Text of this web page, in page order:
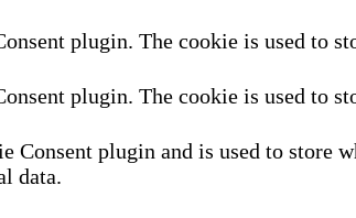
plugin. The cookie is used to
plugin. The cookie is used to
Consent plugin and is used to store
data.